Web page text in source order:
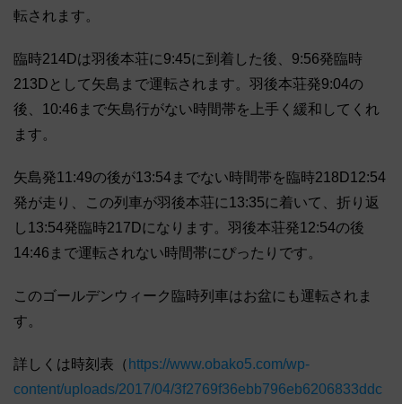
転されます。
臨時214Dは羽後本荘に9:45に到着した後、9:56発臨時
213Dとして矢島まで運転されます。羽後本荘発9:04の
後、10:46まで矢島行がない時間帯を上手く緩和してくれ
ます。
矢島発11:49の後が13:54までない時間帯を臨時218D12:54
発が走り、この列車が羽後本荘に13:35に着いて、折り返
し13:54発臨時217Dになります。羽後本荘発12:54の後
14:46まで運転されない時間帯にぴったりです。
このゴールデンウィーク臨時列車はお盆にも運転されま
す。
詳しくは時刻表（ https://www.obako5.com/wp-
content/uploads/2017/04/3f2769f36ebb796eb6206833ddc